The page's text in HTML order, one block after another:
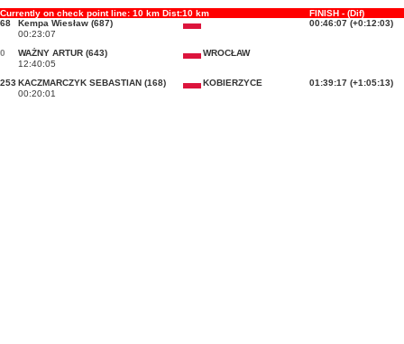
Currently on check point line: 10 km Dist:10 km
FINISH - (Dif)
68
Kempa Wiesław (687)
00:46:07 (+0:12:03)
00:23:07
0
WAŻNY ARTUR (643)
WROCŁAW
12:40:05
253KACZMARCZYK SEBASTIAN (168) KOBIERZYCE
01:39:17 (+1:05:13)
00:20:01